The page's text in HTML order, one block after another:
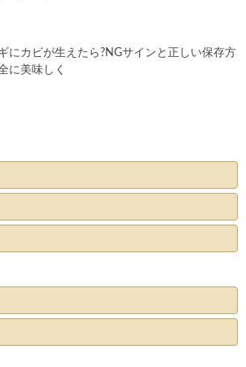
にカビが生えたら?NGサインと正しい保存方
に美味しく